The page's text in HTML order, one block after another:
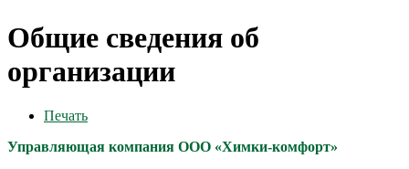
Общие сведения об
организации
Печать
Управляющая компания ООО «Химки-комфорт»